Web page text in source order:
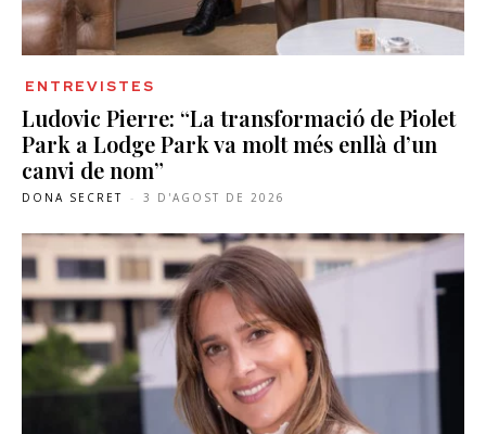
ENTREVISTES
Ludovic Pierre: “La transformació de Piolet
Park a Lodge Park va molt més enllà d’un
canvi de nom”
DONA SECRET - 3 D'AGOST DE 2026